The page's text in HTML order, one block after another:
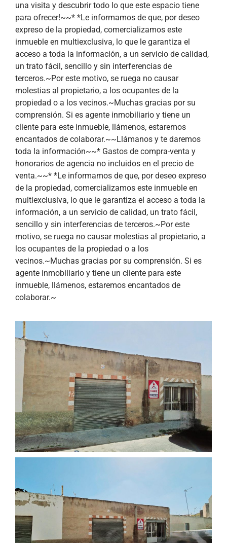
una visita y descubrir todo lo que este espacio tiene
para ofrecer!~~* *Le informamos de que, por deseo
expreso de la propiedad, comercializamos este
inmueble en multiexclusiva, lo que le garantiza el
acceso a toda la información, a un servicio de calidad,
un trato fácil, sencillo y sin interferencias de
terceros.~Por este motivo, se ruega no causar
molestias al propietario, a los ocupantes de la
propiedad o a los vecinos.~Muchas gracias por su
comprensión. Si es agente inmobiliario y tiene un
cliente para este inmueble, llámenos, estaremos
encantados de colaborar.~~Llámanos y te daremos
toda la información~~* Gastos de compra-venta y
honorarios de agencia no incluidos en el precio de
venta.~~* *Le informamos de que, por deseo expreso
de la propiedad, comercializamos este inmueble en
multiexclusiva, lo que le garantiza el acceso a toda la
información, a un servicio de calidad, un trato fácil,
sencillo y sin interferencias de terceros.~Por este
motivo, se ruega no causar molestias al propietario, a
los ocupantes de la propiedad o a los
vecinos.~Muchas gracias por su comprensión. Si es
agente inmobiliario y tiene un cliente para este
inmueble, llámenos, estaremos encantados de
colaborar.~